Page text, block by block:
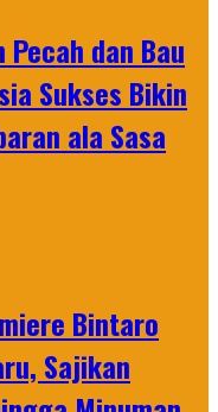
Pecah dan Bau
Sukses Bikin
ala Sasa
Bintaro
Sajikan